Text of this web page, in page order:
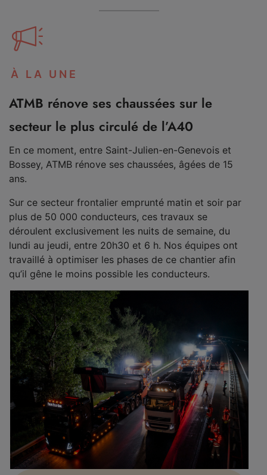
À LA UNE
ATMB rénove ses chaussées sur le
secteur le plus circulé de l’A40
En ce moment, entre Saint-Julien-en-Genevois et
Bossey, ATMB rénove ses chaussées, âgées de 15
ans.
Sur ce secteur frontalier emprunté matin et soir par
plus de 50 000 conducteurs, ces travaux se
déroulent exclusivement les nuits de semaine, du
lundi au jeudi, entre 20h30 et 6 h. Nos équipes ont
travaillé à optimiser les phases de ce chantier afin
qu’il gêne le moins possible les conducteurs.